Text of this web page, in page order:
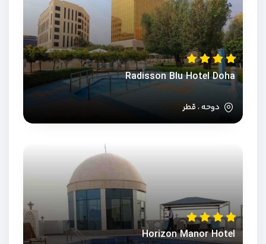
Radisson Blu Hotel Doha
دوحه ، قطر
Horizon Manor Hotel